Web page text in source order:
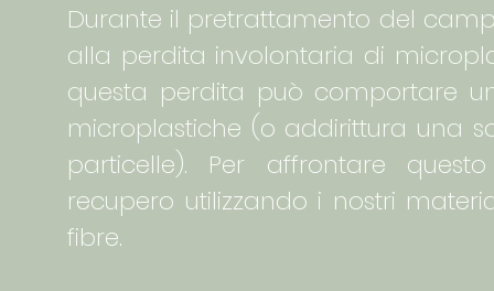
Durante il pretrattamento del
alla perdita involontaria di
questa perdita può comportare
microplastiche (o addirittura una
particelle). Per affrontare
recupero utilizzando i nostri
fibre.